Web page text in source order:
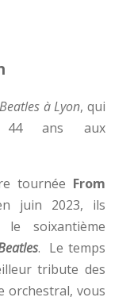
à Lyon, qui
44 ans aux
tournée From
juin 2023, ils
le soixantième
. Le temps
tribute des
orchestral, vous